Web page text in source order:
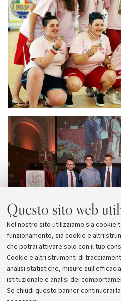
Questo sito web
Nel nostro sito utilizziamo sia cookie
funzionamento, sia cookie e altri
che potrai attivare solo con il tuo
Cookie e altri strumenti di
analisi statistiche, misure
istituzionale e analisi dei
Se chiudi questo banner continuerai